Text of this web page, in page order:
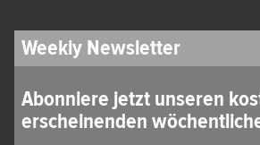
Weekly Newsletter
Abonniere jetzt unseren
erscheinenden